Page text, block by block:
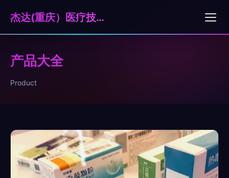
杰达(重庆）医疗技术服务有限公司
产品大全
Product